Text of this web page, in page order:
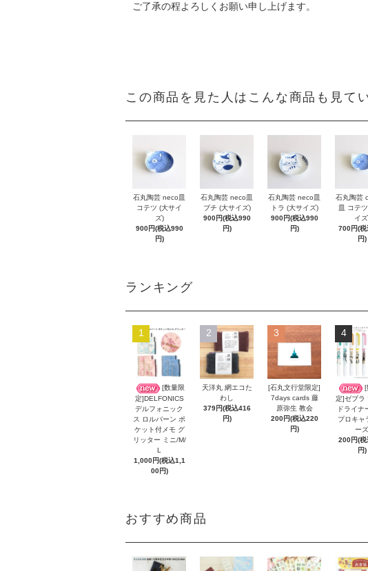
ご了承の程よろしくお願い申し上げます。
この商品を見た人はこんな商品も見て
石丸陶芸 neco皿
コテツ (大サイ
ズ)
900円(税込990
円)
石丸陶芸 neco皿
ブチ (大サイズ)
900円(税込990
円)
石丸陶芸 neco皿
トラ (大サイズ)
900円(税込990
円)
石丸陶芸
皿 コテ
イ
700円(税
円)
ランキング
1
[数量限
定]DELFONICS
デルフォニック
ス ロルバーン ポ
ケット付メモ グ
リッター ミニ/M/
L
1,000円(税込1,1
00円)
2
天洋丸 網エコた
わし
379円(税込416
円)
3
[石丸文行堂限定]
7days cards 藤
原弥生 教会
200円(税込220
円)
4
[
定]ゼブラ
ドライナ
プロキャ
ーズ
200円(税
円)
おすすめ商品